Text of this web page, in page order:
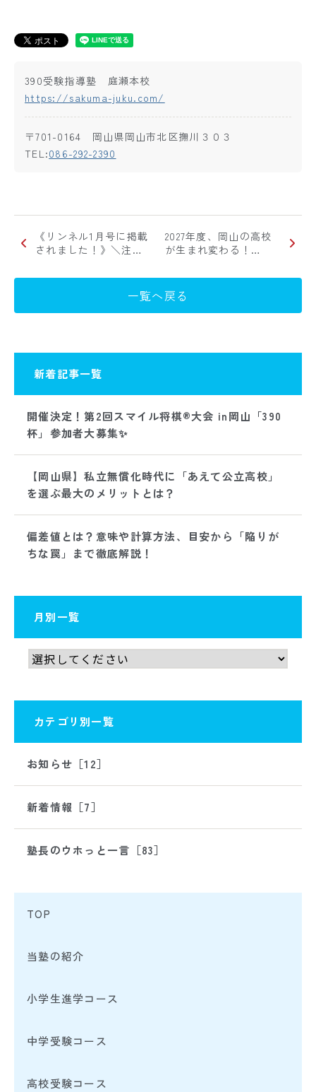
390受験指導塾 庭瀬本校
https://sakuma-juku.com/
〒701-0164 岡山県岡山市北区撫川３０３
TEL:086-292-2390
《リンネル1月号に掲載
されました！》＼注…
2027年度、岡山の高校
が生まれ変わる！…
一覧へ戻る
新着記事一覧
開催決定！第2回スマイル将棋®大会 in岡山「390
杯」参加者大募集✨
【岡山県】私立無償化時代に「あえて公立高校」
を選ぶ最大のメリットとは？
偏差値とは？意味や計算方法、目安から「陥りが
ちな罠」まで徹底解説！
月別一覧
カテゴリ別一覧
お知らせ［12］
新着情報［7］
塾長のウホっと一言［83］
TOP
当塾の紹介
小学生進学コース
中学受験コース
高校受験コース